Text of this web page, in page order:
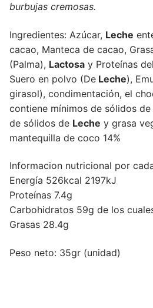
burbujas cremosas.
Ingredientes: Azúcar, Leche
cacao, Manteca de cacao,
(Palma), Lactosa y Proteínas
Suero en polvo (De Leche),
girasol), condimentación, el
contiene mínimos de sólidos
de sólidos de Leche y grasa
mantequilla de coco 14%
Informacion nutricional por
Energía 526kcal 2197kJ
Proteínas 7.4g
Carbohidratos 59g de los
Grasas 28.4g
Peso neto: 35gr (unidad)